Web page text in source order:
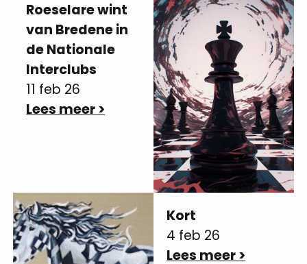
Roeselare wint
van Bredene in
de Nationale
Interclubs
11 feb 26
Lees meer >
Kort
4 feb 26
Lees meer >